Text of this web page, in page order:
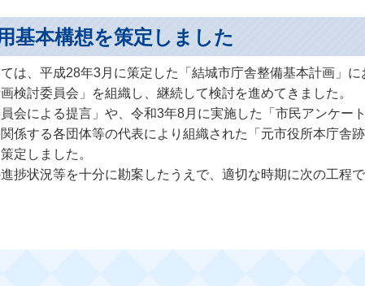
基本構想を策定しました
は、平成28年3月に策定した「結城市庁舎整備基本計画」
検討委員会」を組織し、継続して検討を進めてきました。
会による提言」や、令和3年8月に実施した「市民アンケー
係する各団体等の代表により組織された「元市役所本庁舎
定しました。
捗状況等を十分に勘案したうえで、適切な時期に次の工程